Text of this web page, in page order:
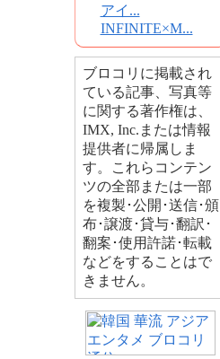
アイ...
INFINITE×M...
ブロコリに掲載され
ている記事、写真等
に関する著作権は、
IMX, Inc.または情報
提供者に帰属しま
す。これらコンテン
ツの全部または一部
を複製･公開･送信･頒
布･譲渡･貸与･翻訳･
翻案･使用許諾･転載
などをすることはで
きません。